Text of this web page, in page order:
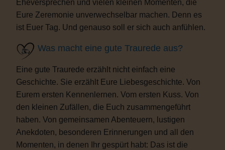
Eheversprechen und vielen kleinen Momenten, die
Eure Zeremonie unverwechselbar machen. Denn es
ist Euer Tag. Und genauso soll er sich auch anfühlen.
Was macht eine gute Traurede aus?
Eine gute Traurede erzählt nicht einfach eine
Geschichte. Sie erzählt Eure Liebesgeschichte. Von
Eurem ersten Kennenlernen. Vom ersten Kuss. Von
den kleinen Zufällen, die Euch zusammengeführt
haben. Von gemeinsamen Abenteuern, lustigen
Anekdoten, besonderen Erinnerungen und all den
Momenten, in denen Ihr gespürt habt: Das ist die